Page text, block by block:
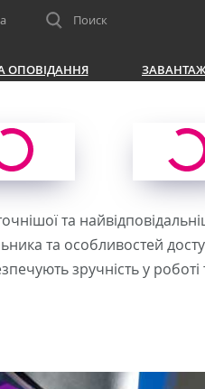
Поиск
ОПОВІДАННЯ
та
та особливостей
зручність у